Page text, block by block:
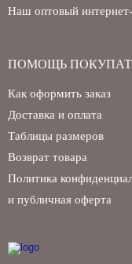
Наш оптовый
ПОМОЩЬ
Как оформить заказ
Доставка и оплата
Таблицы размеров
Возврат товара
Политика
и публичная оферта